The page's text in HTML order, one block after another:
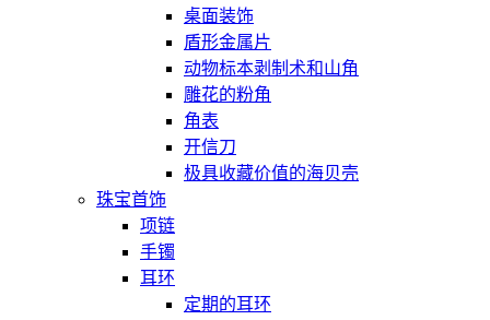
桌面装饰
盾形金属片
动物标本剥制术和山角
雕花的粉角
角表
开信刀
极具收藏价值的海贝壳
珠宝首饰
项链
手镯
耳环
定期的耳环